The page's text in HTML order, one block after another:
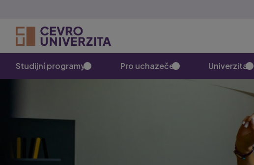
Studijní programy Pro uchazeče Univerzita